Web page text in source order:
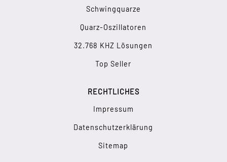
Schwingquarze
Quarz-Oszillatoren
32.768 KHZ Lösungen
Top Seller
RECHTLICHES
Impressum
Datenschutzerklärung
Sitemap